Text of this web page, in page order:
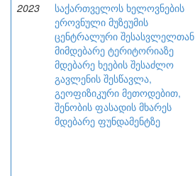
2023
საქართველოს ხელოვნების
ეროვნული მუზეუმის
ცენტრალური შესასვლელთან
მიმდებარე ტერიტორიაზე
მდებარე ხეების შესაძლო
გავლენის შესწავლა,
გეოფიზიკური მეთოდებით,
შენობის ფასადის მხარეს
მდებარე ფუნდამენტზე